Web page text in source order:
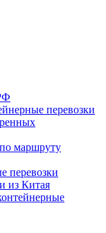
перевозки
маршруту
перевозки
из Китая